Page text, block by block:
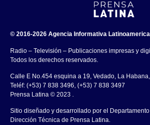
© 2016-2026 Agencia Informativa
Radio – Televisión – Publicaciones impresas y
Todos los derechos reservados.
Calle E No.454 esquina a 19, Vedado, La
Teléf: (+53) 7 838 3496, (+53) 7 838 3497
Prensa Latina © 2023 .
Sitio diseñado y desarrollado por el
Dirección Técnica de Prensa Latina.